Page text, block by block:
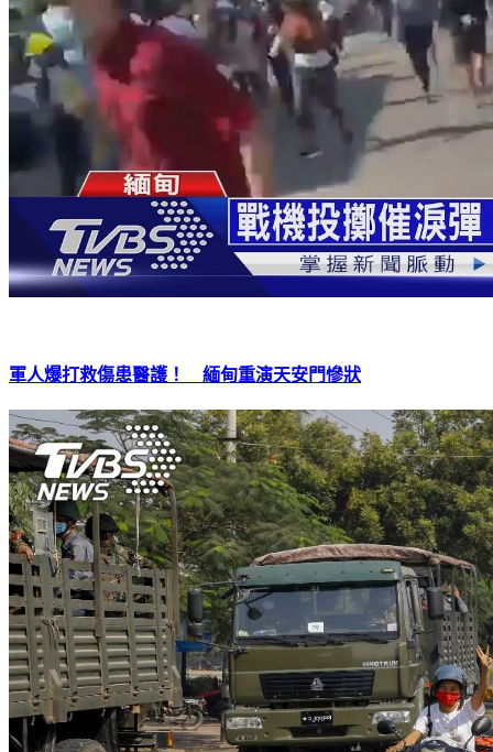
軍人爆打救傷患醫護！ 緬甸重演天安門慘狀